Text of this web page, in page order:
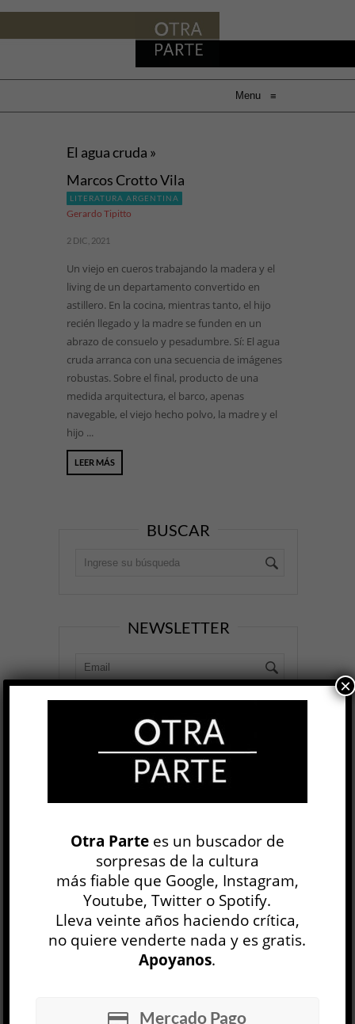
Menu ≡
El agua cruda »
Marcos Crotto Vila
LITERATURA ARGENTINA
Gerardo Tipitto
2 DIC, 2021
Un viejo en cueros trabajando la madera y el
living de un departamento convertido en
astillero. En la cocina, mientras tanto, el hijo
recién llegado y la madre se funden en un
abrazo de consuelo y pesadumbre. Sí: El agua
cruda arranca con una secuencia de imágenes
robustas. Sobre el final, producto de una
medida arquitectura, el barco, apenas
navegable, el viejo hecho polvo, la madre y el
hijo ...
LEER MÁS
BUSCAR
NEWSLETTER
30 NÚMEROS
Otra Partees un buscador de
sorpresas de la cultura
más fiable que Google, Instagram,
Youtube, Twitter o Spotify.
Lleva veinte años haciendo crítica,
no quiere venderte nada y es gratis.
Apoyanos.
Mercado Pago
×